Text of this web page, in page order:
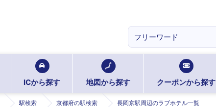
ICから探す 地図から探す クーポンから探す
駅検索 京都府の駅検索 長岡京駅周辺のラブホテル一覧